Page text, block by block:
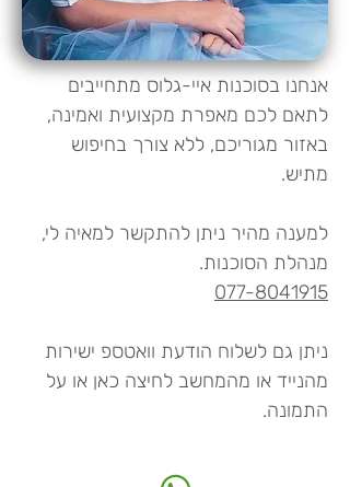
אנחנו בסוכנות איי-גלוס מתחייבים
לתאם לכם מאפרת מקצועית ואמינה,
באזור מגוריכם, ללא צורך בחיפוש
מתיש.
למענה מהיר ניתן להתקשר למאיה לי,
מנהלת הסוכנות.
077-8041915
ניתן גם לשלוח הודעת וואטספ ישירות
מהנייד או מהמחשב לחיצה כאן או על
התמונה.